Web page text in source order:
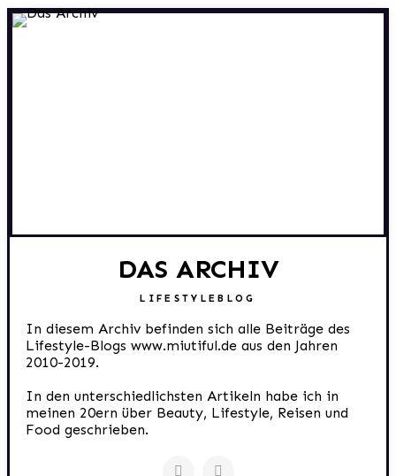
DAS ARCHIV
LIFESTYLEBLOG
In diesem Archiv befinden sich alle Beiträge des
Lifestyle-Blogs www.miutiful.de aus den Jahren
2010-2019.
In den unterschiedlichsten Artikeln habe ich in
meinen 20ern über Beauty, Lifestyle, Reisen und
Food geschrieben.